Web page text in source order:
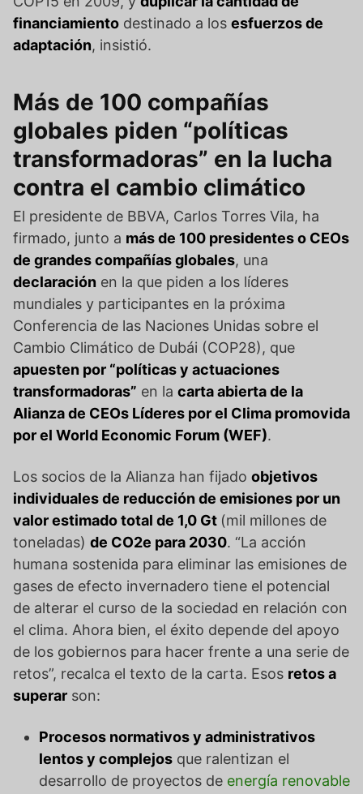
financiamiento destinado a los esfuerzos de
adaptación, insistió.
Más de 100 compañías
globales piden “políticas
transformadoras” en la lucha
contra el cambio climático
El presidente de BBVA, Carlos Torres Vila, ha
firmado, junto a más de 100 presidentes o CEOs
de grandes compañías globales, una
declaración en la que piden a los líderes
mundiales y participantes en la próxima
Conferencia de las Naciones Unidas sobre el
Cambio Climático de Dubái (COP28), que
apuesten por “políticas y actuaciones
transformadoras” en la carta abierta de la
Alianza de CEOs Líderes por el Clima promovida
por el World Economic Forum (WEF).
Los socios de la Alianza han fijado objetivos
individuales de reducción de emisiones por un
valor estimado total de 1,0 Gt (mil millones de
toneladas) de CO2e para 2030. “La acción
humana sostenida para eliminar las emisiones de
gases de efecto invernadero tiene el potencial
de alterar el curso de la sociedad en relación con
el clima. Ahora bien, el éxito depende del apoyo
de los gobiernos para hacer frente a una serie de
retos”, recalca el texto de la carta. Esos retos a
superar son:
Procesos normativos y administrativos
lentos y complejos que ralentizan el
desarrollo de proyectos de energía renovable